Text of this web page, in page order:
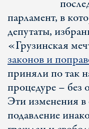
парламент, в
депутаты,
«Грузинская
законов и
приняли по так
процедуре – без
Эти изменения
подавление